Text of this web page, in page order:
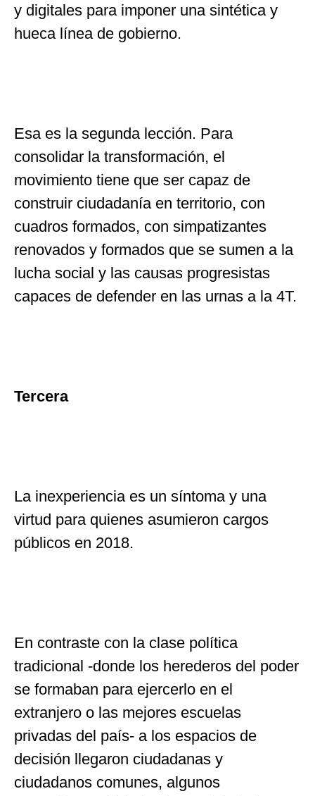
y digitales para imponer una sintética y
hueca línea de gobierno.
Esa es la segunda lección. Para
consolidar la transformación, el
movimiento tiene que ser capaz de
construir ciudadanía en territorio, con
cuadros formados, con simpatizantes
renovados y formados que se sumen a la
lucha social y las causas progresistas
capaces de defender en las urnas a la 4T.
Tercera
La inexperiencia es un síntoma y una
virtud para quienes asumieron cargos
públicos en 2018.
En contraste con la clase política
tradicional -donde los herederos del poder
se formaban para ejercerlo en el
extranjero o las mejores escuelas
privadas del país- a los espacios de
decisión llegaron ciudadanas y
ciudadanos comunes, algunos